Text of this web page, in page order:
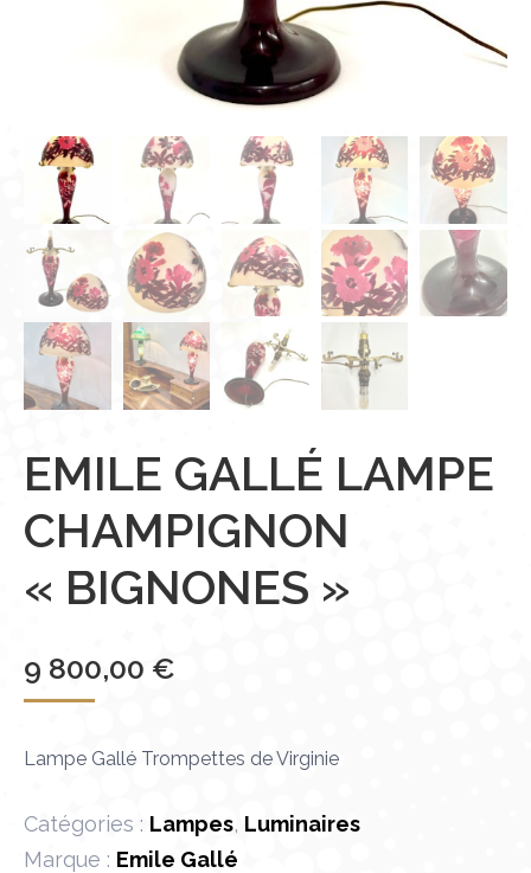
EMILE GALLÉ LAMPE
CHAMPIGNON
« BIGNONES »
9 800,00 €
Lampe Gallé Trompettes de Virginie
Catégories : Lampes, Luminaires
Marque : Emile Gallé